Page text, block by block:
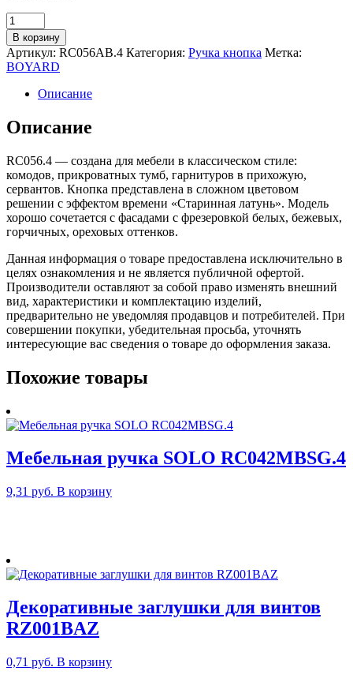
Количество
товара
Мебельная
ручка
RC056AB.4
В корзину
Артикул: RC056AB.4 Категория: Ручка кнопка Метка:
BOYARD
Описание
Описание
RC056.4 — создана для мебели в классическом стиле:
комодов, прикроватных тумб, гарнитуров в прихожую,
сервантов. Кнопка представлена в сложном цветовом
решении с эффектом времени «Старинная латунь». Модель
хорошо сочетается с фасадами с фрезеровкой белых, бежевых,
горчичных, ореховых оттенков.
Данная информация о товаре предоставлена исключительно в
целях ознакомления и не является публичной офертой.
Производители оставляют за собой право изменять внешний
вид, характеристики и комплектацию изделий,
предварительно не уведомляя продавцов и потребителей. При
совершении покупки, убедительная просьба, уточнять
интересующие вас сведения о товаре до оформления заказа.
Похожие товары
Мебельная ручка SOLO RC042MBSG.4
9,31 руб. В корзину
Декоративные заглушки для винтов
RZ001BAZ
0,71 руб. В корзину